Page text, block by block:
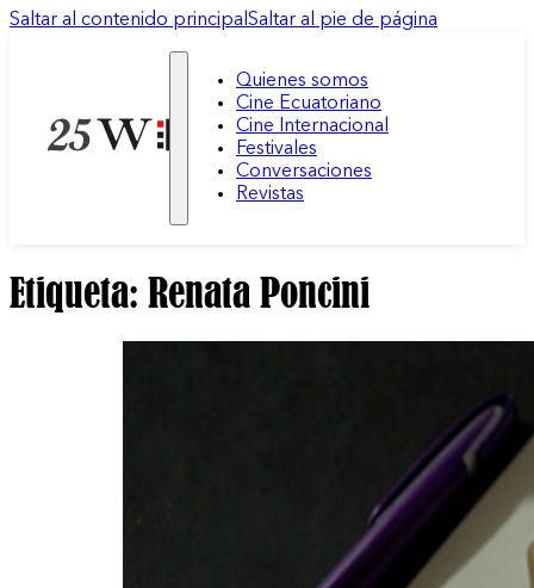
Saltar al contenido principal Saltar al pie de página
Quienes somos
Cine Ecuatoriano
Cine Internacional
Festivales
Conversaciones
Revistas
Etiqueta: Renata Poncini